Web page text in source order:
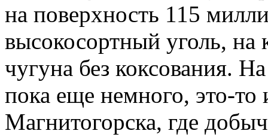
на поверхность 115
высокосортный уголь,
чугуна без коксования.
пока еще немного, это-то
Магнитогорска, где